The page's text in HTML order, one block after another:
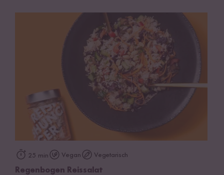
25 min Vegan Vegetarisch
Regenbogen Reissalat